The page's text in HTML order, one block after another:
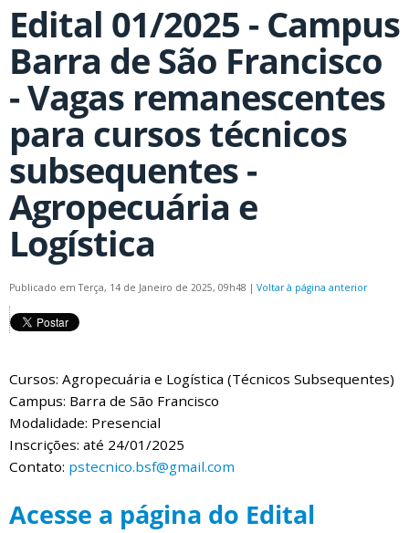
Edital 01/2025 - Campus
Barra de São Francisco
- Vagas remanescentes
para cursos técnicos
subsequentes -
Agropecuária e
Logística
Publicado em Terça, 14 de Janeiro de 2025, 09h48 | Voltar à página anterior
Cursos: Agropecuária e Logística (Técnicos Subsequentes)
Campus: Barra de São Francisco
Modalidade: Presencial
Inscrições: até 24/01/2025
Contato: pstecnico.bsf@gmail.com
Acesse a página do Edital